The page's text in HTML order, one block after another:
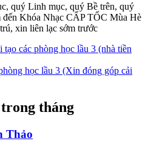
quý Linh mục, quý Bề trên, quý
đến Khóa Nhạc CẤP TỐC Mùa Hè
xin liên lạc sớm trước
các phòng học lầu 3 (nhà tiền
học lầu 3 (Xin đóng góp cải
tháng
Thảo